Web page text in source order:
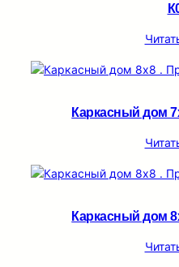
Каркасный дом
Каркасный дом